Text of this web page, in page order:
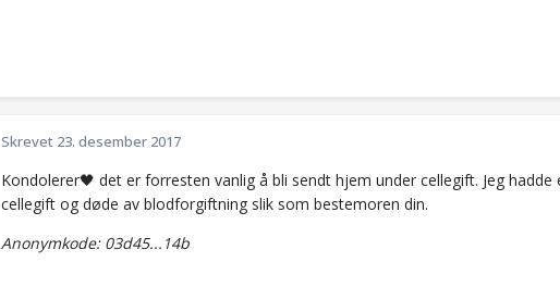
Skrevet 23. desember 2017
Kondolerer🖤 det er forresten vanlig å bli sendt hjem under cellegift. Jeg
cellegift og døde av blodforgiftning slik som bestemoren din.
Anonymkode: 03d45...14b